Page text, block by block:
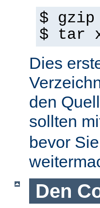
$ gzip
$ tar
Dies
den
sollten
bevor
Den